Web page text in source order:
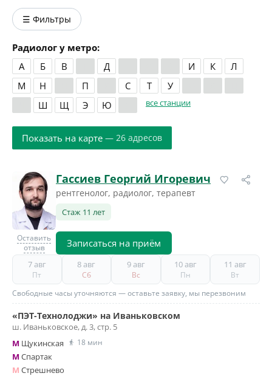
☰ Фильтры
Радиолог у метро:
А
Б В Д И К
Л
М
Н П С Т У
Ш Щ Э Ю все станции
Показать на карте — 26 адресов
Оставить
отзыв
Гассиев Георгий Игоревич
рентгенолог, радиолог, терапевт
Стаж 11 лет
Записаться на приём
7 авг
Пт
8 авг
Сб
9 авг
Вс
10 авг
Пн
11 авг
Вт
Свободные часы уточняются — оставьте заявку, мы перезвоним
«ПЭТ-Технолоджи» на Иваньковском
ш. Иваньковское, д. 3, стр. 5
M Щукинская 18 мин
MСпартак
M Стрешнево